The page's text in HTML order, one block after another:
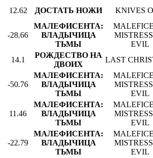
12.62 ДОСТАТЬ НОЖИ KNIVES
-28.66
МАЛЕФИСЕНТА:
ВЛАДЫЧИЦА
ТЬМЫ
EVIL
14.1
РОЖДЕСТВО НА
ДВОИХ
LAST
-50.76
МАЛЕФИСЕНТА:
ВЛАДЫЧИЦА
ТЬМЫ
EVIL
11.46
МАЛЕФИСЕНТА:
ВЛАДЫЧИЦА
ТЬМЫ
EVIL
-22.79
МАЛЕФИСЕНТА:
ВЛАДЫЧИЦА
ТЬМЫ
EVIL